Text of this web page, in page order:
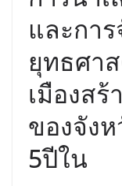
และกา
ยุทธศา
เมืองส
ของจังห
5ปีใน